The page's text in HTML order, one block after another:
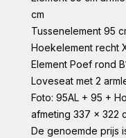
cm
Tussenelement 95
Hoekelement recht
Element Poef rond
Loveseat met 2
Foto: 95AL + 95 +
afmeting 337 x 322
De genoemde prijs